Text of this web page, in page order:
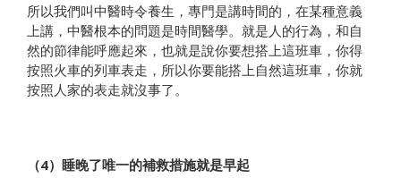
所以我們叫中醫時令養生，專門是講時間的，在某種意義
上講，中醫根本的問題是時間醫學。就是人的行為，和自
然的節律能呼應起來，也就是說你要想搭上這班車，你得
按照火車的列車表走，所以你要能搭上自然這班車，你就
按照人家的表走就沒事了。
（4）睡晚了唯一的補救措施就是早起